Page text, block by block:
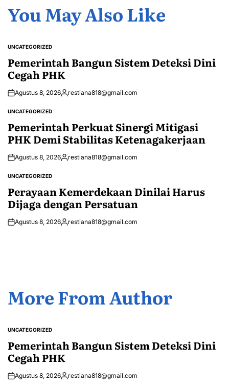
You May Also Like
POSTED
UNCATEGORIZED
Pemerintah Bangun Sistem Deteksi Dini
Cegah PHK
Agustus 8, 2026Posted
restiana818@gmail.com
POSTED
UNCATEGORIZED
Pemerintah Perkuat Sinergi Mitigasi
PHK Demi Stabilitas Ketenagakerjaan
Agustus 8, 2026Posted
restiana818@gmail.com
POSTED
UNCATEGORIZED
Perayaan Kemerdekaan Dinilai Harus
Dijaga dengan Persatuan
Agustus 8, 2026Posted
restiana818@gmail.com
More From Author
POSTED
UNCATEGORIZED
Pemerintah Bangun Sistem Deteksi Dini
Cegah PHK
Agustus 8, 2026Posted
restiana818@gmail.com